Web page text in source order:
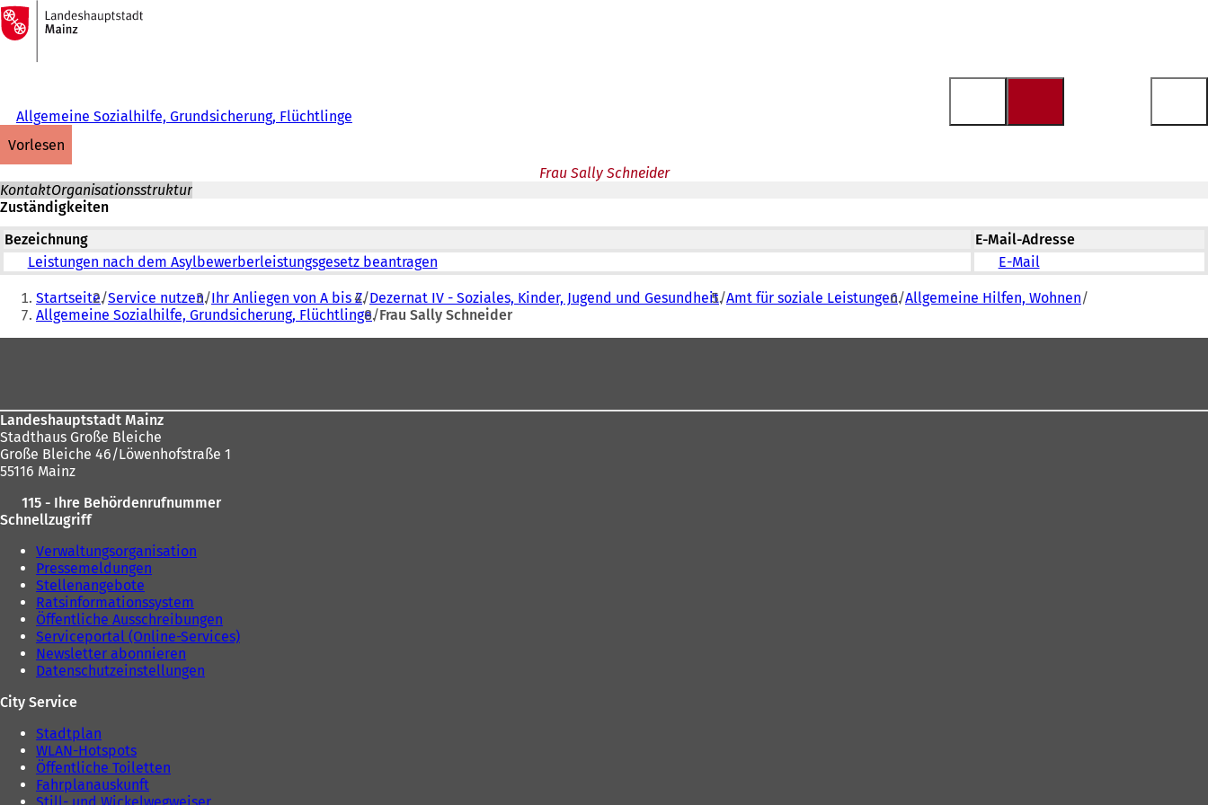
Inhalt anspringen
Zur
Startseite
Allgemeine Sozialhilfe, Grundsicherung, Flüchtlinge
vorlesen
Frau Sally Schneider
KontaktOrganisationsstruktur
Zuständigkeiten
Bezeichnung
E-Mail-Adresse
Leistungen nach dem Asylbewerberleistungsgesetz beantragen
E-Mail
Sie
befinden
sich
Startseite Service nutzen Ihr Anliegen von A bis Z Dezernat IV - Soziales, Kinder, Jugend und Gesundheit Amt für soziale Leistungen Allgemeine Hilfen, Wohnen
Allgemeine Sozialhilfe, Grundsicherung, Flüchtlinge Frau Sally Schneider
Landeshauptstadt Mainz
Stadthaus Große Bleiche
Große Bleiche 46/Löwenhofstraße 1
55116 Mainz
115 - Ihre Behördenrufnummer
Schnellzugriff
Verwaltungsorganisation
Pressemeldungen
Stellenangebote
Ratsinformationssystem
Öffentliche Ausschreibungen
Serviceportal (Online-Services)
Newsletter abonnieren
Datenschutzeinstellungen
City Service
Stadtplan
WLAN-Hotspots
Öffentliche Toiletten
Fahrplanauskunft